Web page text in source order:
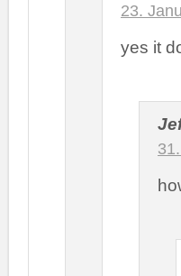
23.
yes it